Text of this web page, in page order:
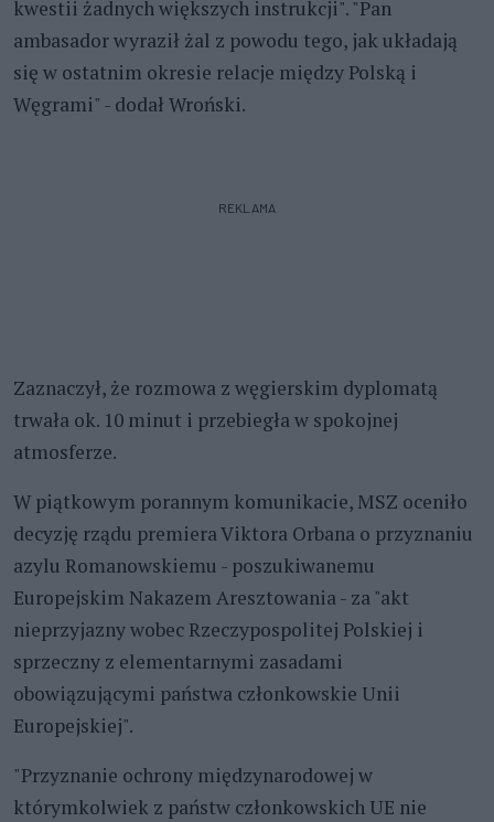
kwestii żadnych większych instrukcji". "Pan
ambasador wyraził żal z powodu tego, jak układają
się w ostatnim okresie relacje między Polską i
Węgrami" - dodał Wroński.
REKLAMA
Zaznaczył, że rozmowa z węgierskim dyplomatą
trwała ok. 10 minut i przebiegła w spokojnej
atmosferze.
W piątkowym porannym komunikacie, MSZ oceniło
decyzję rządu premiera Viktora Orbana o przyznaniu
azylu Romanowskiemu - poszukiwanemu
Europejskim Nakazem Aresztowania - za "akt
nieprzyjazny wobec Rzeczypospolitej Polskiej i
sprzeczny z elementarnymi zasadami
obowiązującymi państwa członkowskie Unii
Europejskiej".
"Przyznanie ochrony międzynarodowej w
którymkolwiek z państw członkowskich UE nie